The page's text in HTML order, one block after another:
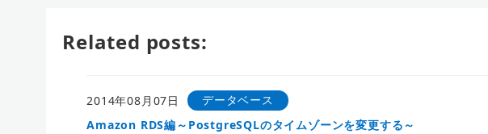
Related posts:
2014年08月07日
データベース
Amazon RDS編～PostgreSQLのタイムゾーンを変更する～